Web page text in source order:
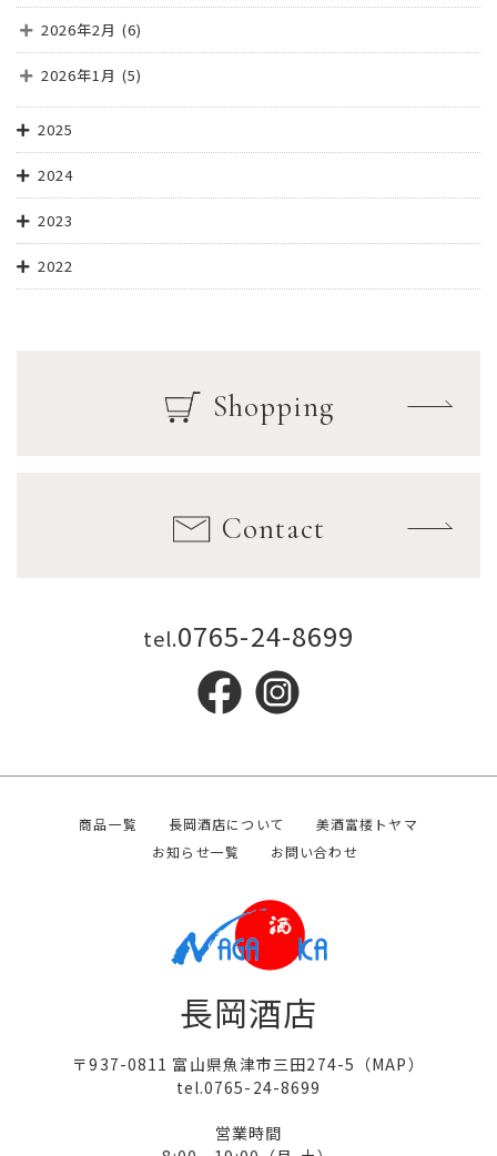
2026年2月 (6)
2026年1月 (5)
2025
2024
2023
2022
Shopping
Contact
tel.0765-24-8699
商品一覧 長岡酒店について
美酒富楼トヤマ
お知らせ一覧
お問い合わせ
長岡酒店
〒937-0811 富山県魚津市三田274-5（MAP）
tel.0765-24-8699
営業時間